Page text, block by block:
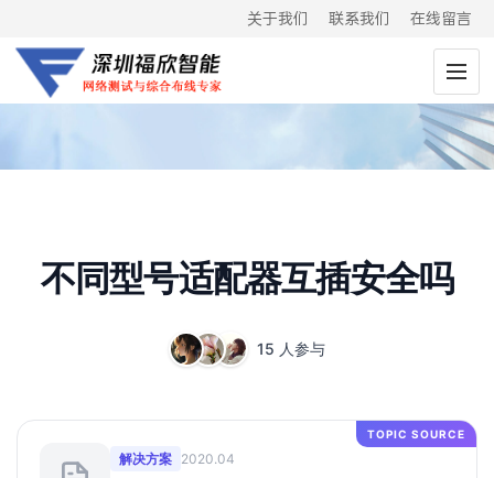
关于我们 联系我们 在线留言
不同型号适配器互插安全吗
15 人参与
TOPIC SOURCE
解决方案 2020.04